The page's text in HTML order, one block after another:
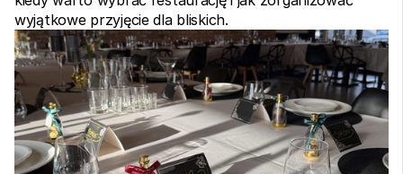
wyjątkowe przyjęcie dla bliskich.